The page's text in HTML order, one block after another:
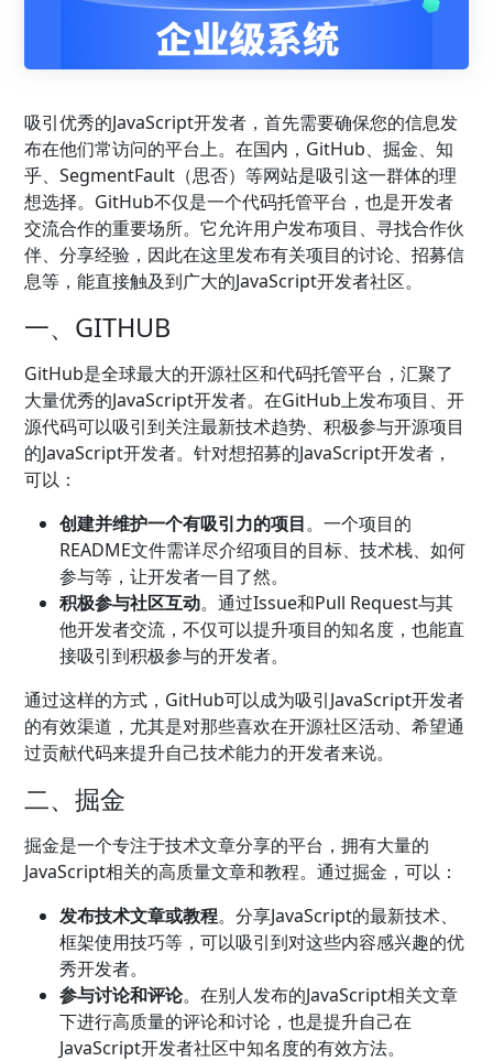
吸引优秀的JavaScript开发者，首先需要确保您的信息发
布在他们常访问的平台上。在国内，GitHub、掘金、知
乎、SegmentFault（思否）等网站是吸引这一群体的理
想选择。GitHub不仅是一个代码托管平台，也是开发者
交流合作的重要场所。它允许用户发布项目、寻找合作伙
伴、分享经验，因此在这里发布有关项目的讨论、招募信
息等，能直接触及到广大的JavaScript开发者社区。
一、GITHUB
GitHub是全球最大的开源社区和代码托管平台，汇聚了
大量优秀的JavaScript开发者。在GitHub上发布项目、开
源代码可以吸引到关注最新技术趋势、积极参与开源项目
的JavaScript开发者。针对想招募的JavaScript开发者，
可以：
创建并维护一个有吸引力的项目。一个项目的
README文件需详尽介绍项目的目标、技术栈、如何
参与等，让开发者一目了然。
积极参与社区互动。通过Issue和Pull Request与其
他开发者交流，不仅可以提升项目的知名度，也能直
接吸引到积极参与的开发者。
通过这样的方式，GitHub可以成为吸引JavaScript开发者
的有效渠道，尤其是对那些喜欢在开源社区活动、希望通
过贡献代码来提升自己技术能力的开发者来说。
二、掘金
掘金是一个专注于技术文章分享的平台，拥有大量的
JavaScript相关的高质量文章和教程。通过掘金，可以：
发布技术文章或教程。分享JavaScript的最新技术、
框架使用技巧等，可以吸引到对这些内容感兴趣的优
秀开发者。
参与讨论和评论。在别人发布的JavaScript相关文章
下进行高质量的评论和讨论，也是提升自己在
JavaScript开发者社区中知名度的有效方法。